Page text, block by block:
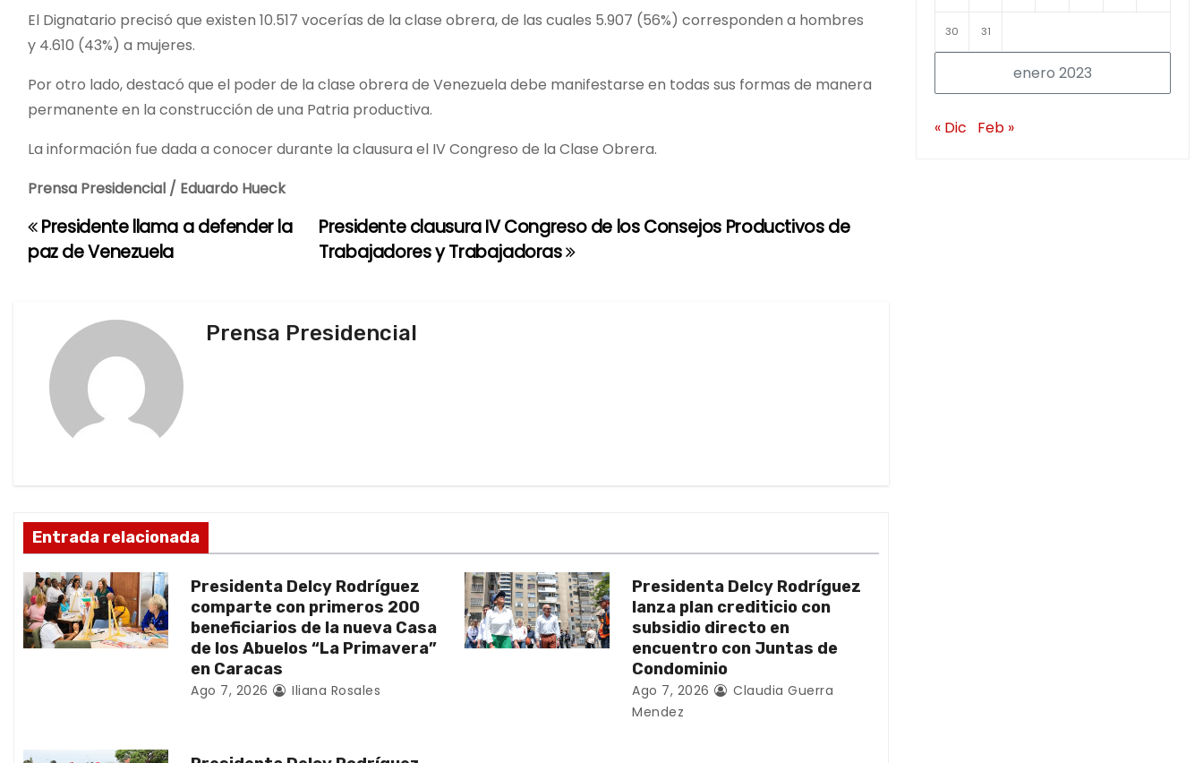
El Dignatario precisó que existen 10.517 vocerías de la clase obrera, de las cuales 5.907 (56%) corresponden a hombres
y 4.610 (43%) a mujeres.
Por otro lado, destacó que el poder de la clase obrera de Venezuela debe manifestarse en todas sus formas de manera
permanente en la construcción de una Patria productiva.
La información fue dada a conocer durante la clausura el IV Congreso de la Clase Obrera.
Prensa Presidencial / Eduardo Hueck
N
a
ó
n
d
e
Presidente clausura IV Congreso de los Consejos Productivos de
Trabajadores y Trabajadoras
Presidente llama a defender la
paz de Venezuela
Prensa Presidencial
Entrada relacionada
Presidenta Delcy Rodríguez
comparte con primeros 200
beneficiarios de la nueva Casa
de los Abuelos “La Primavera”
en Caracas
Ago 7, 2026 Iliana Rosales
Presidenta Delcy Rodríguez
lanza plan crediticio con
subsidio directo en
encuentro con Juntas de
Condominio
Ago 7, 2026
Claudia Guerra
Mendez
enero 2023
30 31
« Dic Feb »